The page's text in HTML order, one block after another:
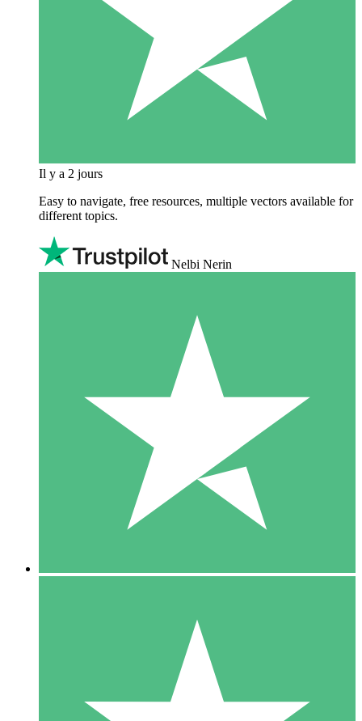
Il y a 2 jours
Easy to navigate, free resources, multiple vectors available for
different topics.
Nelbi Nerin